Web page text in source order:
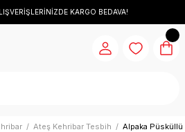
KARGO BEDAVA!
Ateş Kehribar Tesbih Alpaka Püsküllü